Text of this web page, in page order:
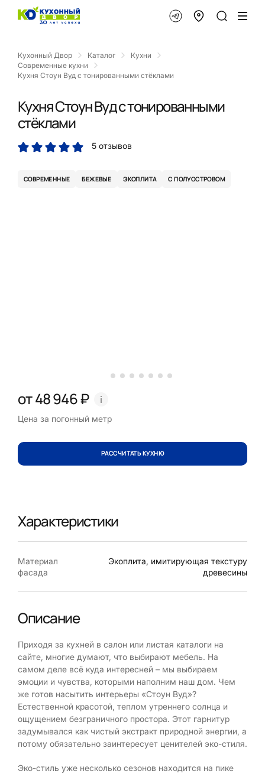
Кухонный Двор Каталог
Кухни
Современные кухни
Кухня Стоун Вуд с тонированными стёклами
Кухня Стоун Вуд с тонированными
стёклами
5 отзывов
СОВРЕМЕННЫЕ БЕЖЕВЫЕ ЭКОПЛИТА С ПОЛУОСТРОВОМ
от 48 946 ₽
Цена за погонный метр
РАССЧИТАТЬ КУХНЮ
Характеристики
Материал
фасада
Экоплита, имитирующая текстуру
древесины
Описание
Приходя за кухней в салон или листая каталоги на
сайте, многие думают, что выбирают мебель. На
самом деле всё куда интересней – мы выбираем
эмоции и чувства, которыми наполним наш дом. Чем
же готов насытить интерьеры «Стоун Вуд»?
Естественной красотой, теплом утреннего солнца и
ощущением безграничного простора. Этот гарнитур
задумывался как чистый экстракт природной энергии, а
потому обязательно заинтересует ценителей эко-стиля.
Эко-стиль уже несколько сезонов находится на пике